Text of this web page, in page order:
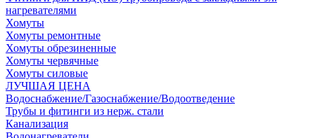
нагревателями
Хомуты
Хомуты ремонтные
Хомуты обрезиненные
Хомуты червячные
Хомуты силовые
ЛУЧШАЯ ЦЕНА
Водоснабжение/Газоснабжение/Водоотведение
Трубы и фитинги из нерж. стали
Канализация